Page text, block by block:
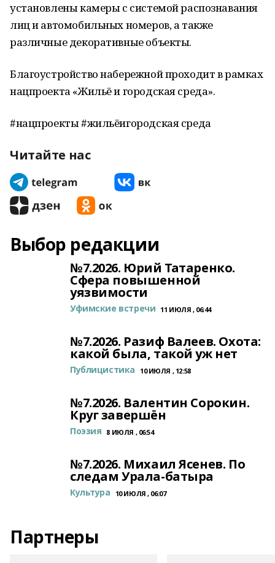
установлены камеры с системой распознавания
лиц и автомобильных номеров, а также
различные декоративные объекты.
Благоустройство набережной проходит в рамках
нацпроекта «Жильё и городская среда».
#нацпроекты #жильёигородская среда
Читайте нас
Выбор редакции
№7.2026. Юрий Татаренко.
Сфера повышенной
уязвимости
Уфимские встречи 11 ИЮЛЯ , 06:44
№7.2026. Разиф Валеев. Охота:
какой была, такой уж нет
Публицистика 10 ИЮЛЯ , 12:58
№7.2026. Валентин Сорокин.
Круг завершён
Поэзия 8 ИЮЛЯ , 06:54
№7.2026. Михаил Ясенев. По
следам Урала-батыра
Культура 10 ИЮЛЯ , 06:07
Партнеры